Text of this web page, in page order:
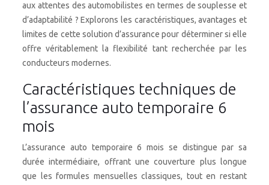
aux attentes des automobilistes en termes de souplesse et
d’adaptabilité ? Explorons les caractéristiques, avantages et
limites de cette solution d’assurance pour déterminer si elle
offre véritablement la flexibilité tant recherchée par les
conducteurs modernes.
Caractéristiques techniques de
l’assurance auto temporaire 6
mois
L’assurance auto temporaire 6 mois se distingue par sa
durée intermédiaire, offrant une couverture plus longue
que les formules mensuelles classiques, tout en restant